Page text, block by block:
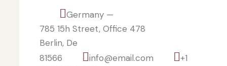
Germany —
785 15h Street, Office 478
Berlin, De
81566
info@email.com
+1